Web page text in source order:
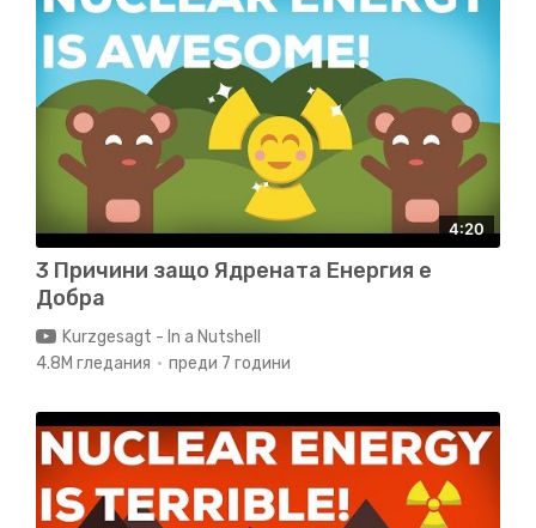
4:20
3 Причини защо Ядрената Енергия е
Добра
Kurzgesagt - In a Nutshell
4.8M гледания
преди 7 години